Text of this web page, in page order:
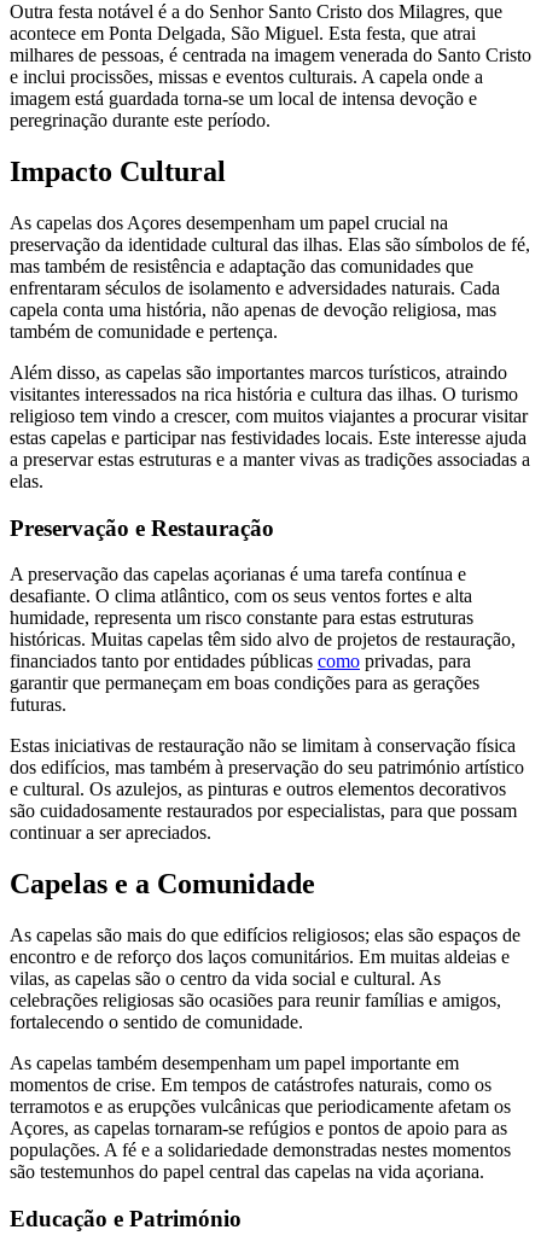
Outra festa notável é a do Senhor Santo Cristo dos Milagres, que
acontece em Ponta Delgada, São Miguel. Esta festa, que atrai
milhares de pessoas, é centrada na imagem venerada do Santo Cristo
e inclui procissões, missas e eventos culturais. A capela onde a
imagem está guardada torna-se um local de intensa devoção e
peregrinação durante este período.
Impacto Cultural
As capelas dos Açores desempenham um papel crucial na
preservação da identidade cultural das ilhas. Elas são símbolos de fé,
mas também de resistência e adaptação das comunidades que
enfrentaram séculos de isolamento e adversidades naturais. Cada
capela conta uma história, não apenas de devoção religiosa, mas
também de comunidade e pertença.
Além disso, as capelas são importantes marcos turísticos, atraindo
visitantes interessados na rica história e cultura das ilhas. O turismo
religioso tem vindo a crescer, com muitos viajantes a procurar visitar
estas capelas e participar nas festividades locais. Este interesse ajuda
a preservar estas estruturas e a manter vivas as tradições associadas a
elas.
Preservação e Restauração
A preservação das capelas açorianas é uma tarefa contínua e
desafiante. O clima atlântico, com os seus ventos fortes e alta
humidade, representa um risco constante para estas estruturas
históricas. Muitas capelas têm sido alvo de projetos de restauração,
financiados tanto por entidades públicas como privadas, para
garantir que permaneçam em boas condições para as gerações
futuras.
Estas iniciativas de restauração não se limitam à conservação física
dos edifícios, mas também à preservação do seu património artístico
e cultural. Os azulejos, as pinturas e outros elementos decorativos
são cuidadosamente restaurados por especialistas, para que possam
continuar a ser apreciados.
Capelas e a Comunidade
As capelas são mais do que edifícios religiosos; elas são espaços de
encontro e de reforço dos laços comunitários. Em muitas aldeias e
vilas, as capelas são o centro da vida social e cultural. As
celebrações religiosas são ocasiões para reunir famílias e amigos,
fortalecendo o sentido de comunidade.
As capelas também desempenham um papel importante em
momentos de crise. Em tempos de catástrofes naturais, como os
terramotos e as erupções vulcânicas que periodicamente afetam os
Açores, as capelas tornaram-se refúgios e pontos de apoio para as
populações. A fé e a solidariedade demonstradas nestes momentos
são testemunhos do papel central das capelas na vida açoriana.
Educação e Património